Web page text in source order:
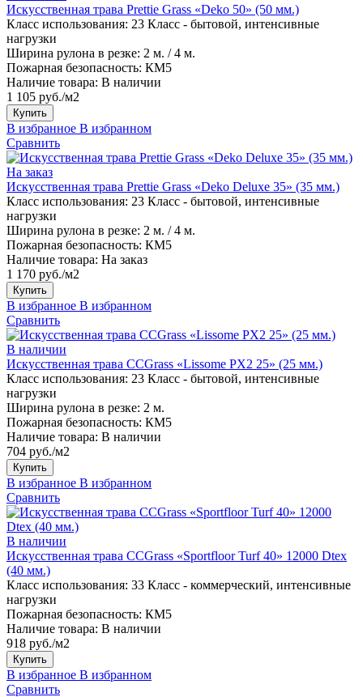
Искусственная трава Prettie Grass «Deko 50» (50 мм.)
Класс использования: 23 Класс - бытовой, интенсивные
нагрузки
Ширина рулона в резке: 2 м. / 4 м.
Пожарная безопасность: КМ5
Наличие товара: В наличии
1 105 руб./м2
Купить
В избранное В избранном
Сравнить
На заказ
Искусственная трава Prettie Grass «Deko Deluxe 35» (35 мм.)
Класс использования: 23 Класс - бытовой, интенсивные
нагрузки
Ширина рулона в резке: 2 м. / 4 м.
Пожарная безопасность: КМ5
Наличие товара: На заказ
1 170 руб./м2
Купить
В избранное В избранном
Сравнить
В наличии
Искусственная трава CCGrass «Lissome PX2 25» (25 мм.)
Класс использования: 23 Класс - бытовой, интенсивные
нагрузки
Ширина рулона в резке: 2 м.
Пожарная безопасность: КМ5
Наличие товара: В наличии
704 руб./м2
Купить
В избранное В избранном
Сравнить
В наличии
Искусственная трава CCGrass «Sportfloor Turf 40» 12000 Dtex
(40 мм.)
Класс использования: 33 Класс - коммерческий, интенсивные
нагрузки
Пожарная безопасность: КМ5
Наличие товара: В наличии
918 руб./м2
Купить
В избранное В избранном
Сравнить